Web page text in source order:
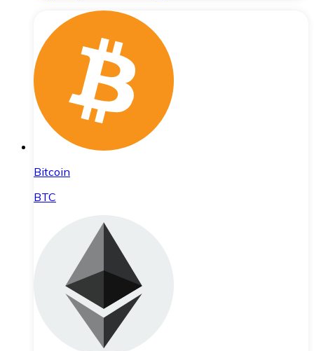
Bitcoin
BTC